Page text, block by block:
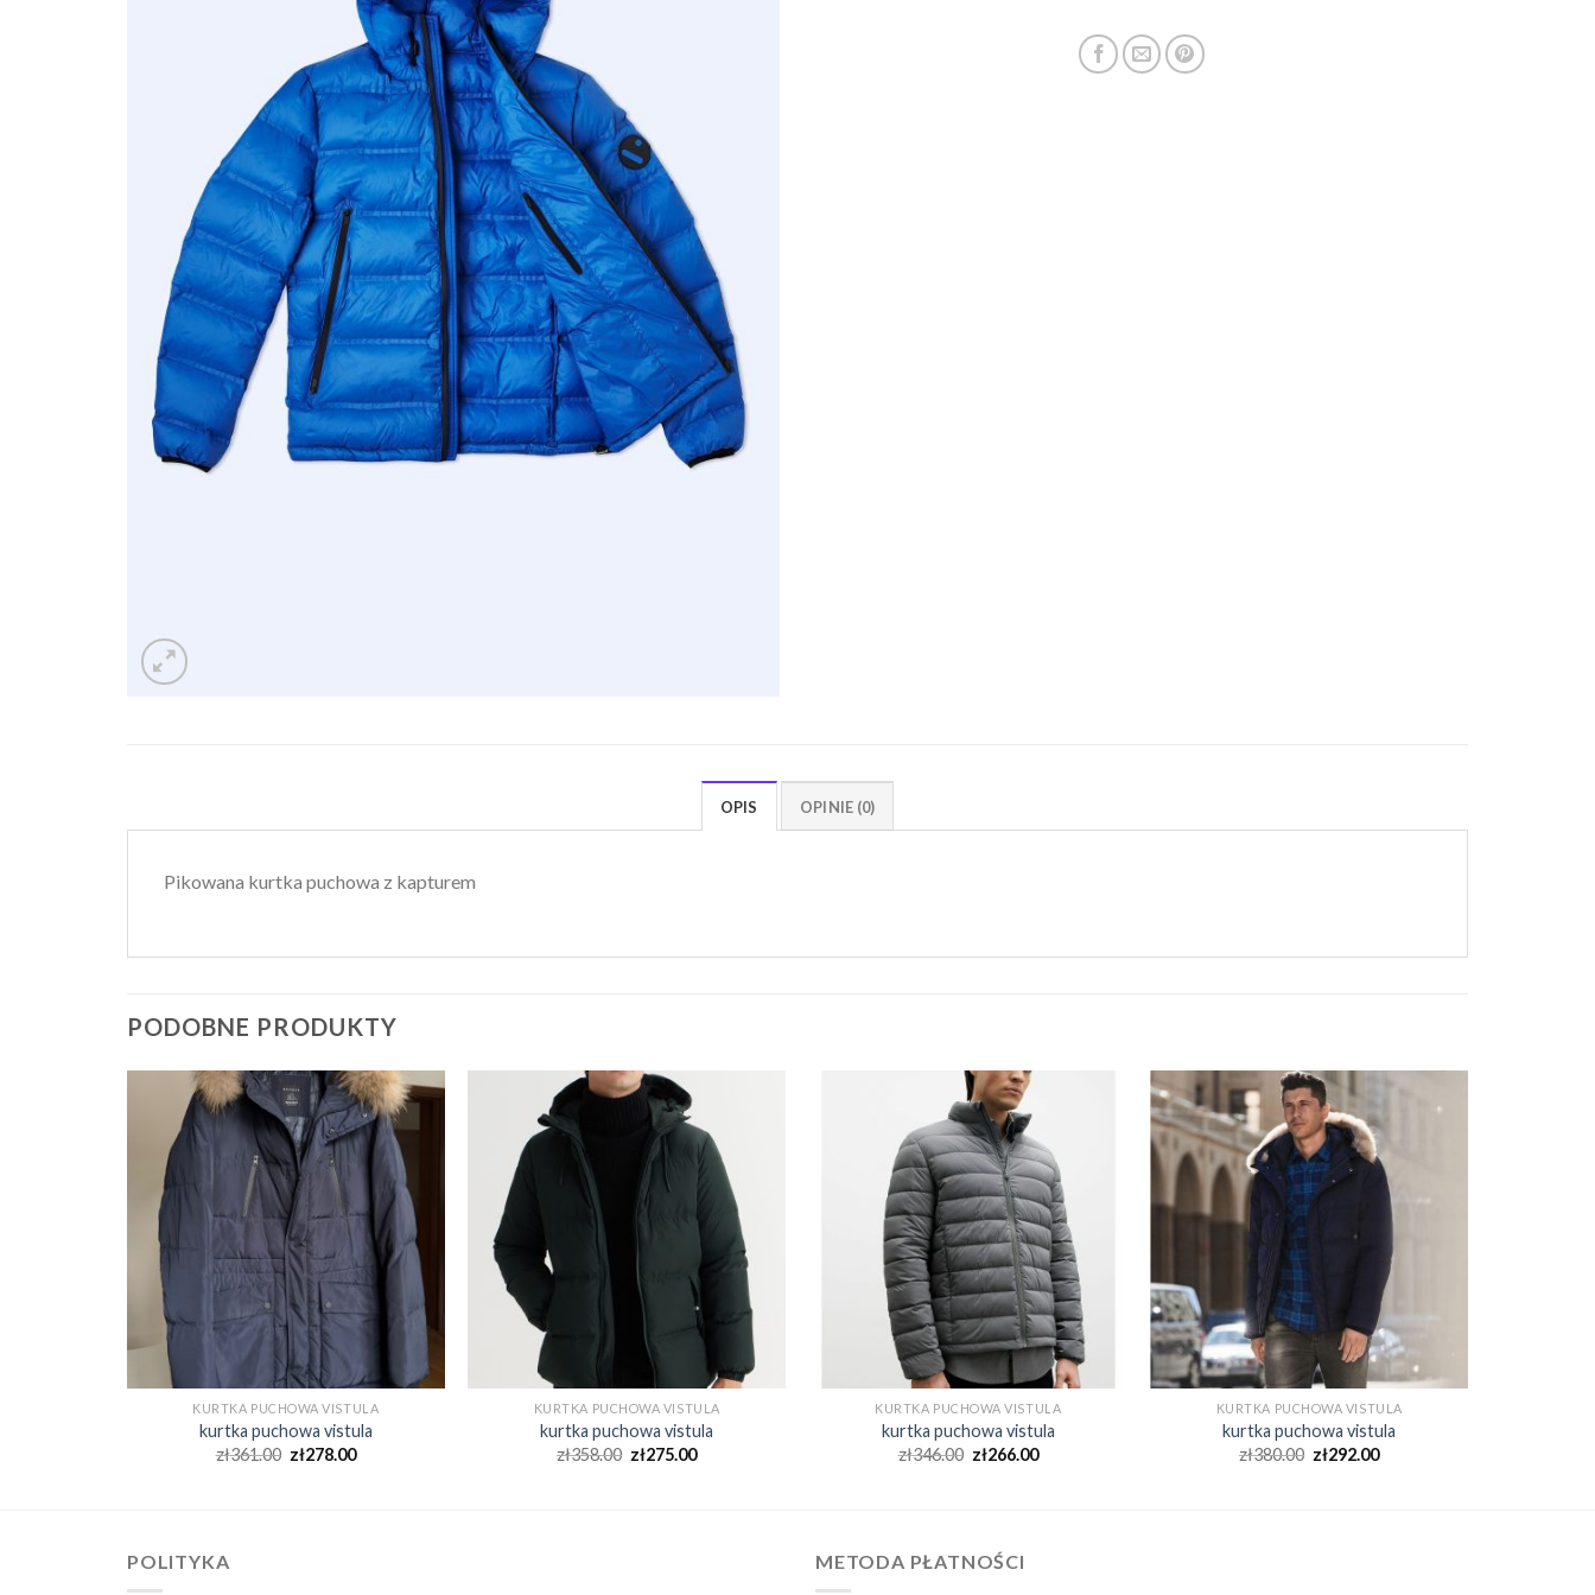
OPIS OPINIE (0)
Pikowana kurtka puchowa z kapturem
PODOBNE PRODUKTY
KURTKA PUCHOWA VISTULA
kurtka puchowa vistula
zł361.00 zł278.00
KURTKA PUCHOWA VISTULA
kurtka puchowa vistula
zł358.00 zł275.00
KURTKA PUCHOWA VISTULA
kurtka puchowa vistula
zł346.00 zł266.00
KURTKA PUCHOWA VISTULA
kurtka puchowa vistula
zł380.00 zł292.00
POLITYKA METODA PŁATNOŚCI